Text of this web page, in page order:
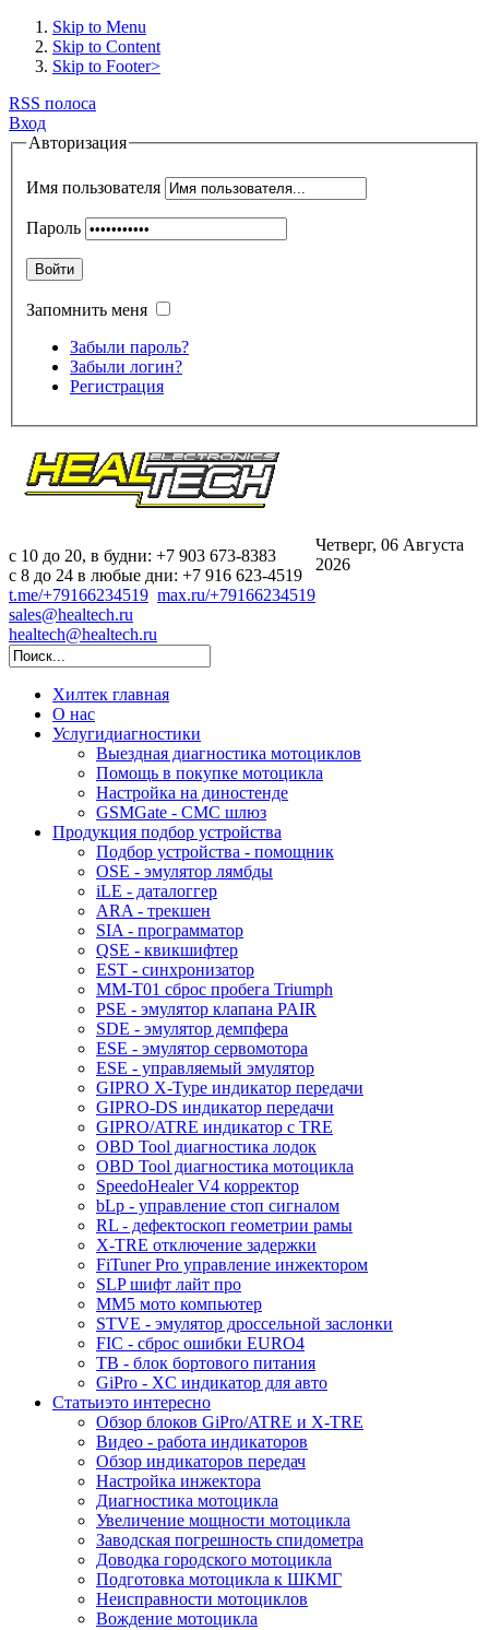
Skip to Menu
Skip to Content
Skip to Footer>
RSS полоса
Вход
Авторизация
Имя пользователя
Пароль
Войти
Запомнить меня
Забыли пароль?
Забыли логин?
Регистрация
c 10 до 20, в будни: +7 903 673-8383
с 8 до 24 в любые дни: +7 916 623-4519
t.me/+79166234519 max.ru/+79166234519
sales@healtech.ru
healtech@healtech.ru
Четверг, 06 Августа
2026
Хилтек главная
О нас
Услугидиагностики
Выездная диагностика мотоциклов
Помощь в покупке мотоцикла
Настройка на диностенде
GSMGate - СМС шлюз
Продукция подбор устройства
Подбор устройства - помощник
OSE - эмулятор лямбды
iLE - даталоггер
ARA - трекшен
SIA - программатор
QSE - квикшифтер
EST - синхронизатор
MM-T01 сброс пробега Triumph
PSE - эмулятор клапана PAIR
SDE - эмулятор демпфера
ESE - эмулятор сервомотора
ESE - управляемый эмулятор
GIPRO X-Type индикатор передачи
GIPRO-DS индикатор передачи
GIPRO/ATRE индикатор с TRE
OBD Tool диагностика лодок
OBD Tool диагностика мотоцикла
SpeedoHealer V4 корректор
bLp - управление стоп сигналом
RL - дефектоскоп геометрии рамы
X-TRE отключение задержки
FiTuner Pro управление инжектором
SLP шифт лайт про
MM5 мото компьютер
STVE - эмулятор дроссельной заслонки
FIC - сброс ошибки EURO4
TB - блок бортового питания
GiPro - XC индикатор для авто
Статьиэто интересно
Обзор блоков GiPro/ATRE и X-TRE
Видео - работа индикаторов
Обзор индикаторов передач
Настройка инжектора
Диагноcтика мотоцикла
Увеличение мощности мотоцикла
Заводская погрешность спидометра
Доводка городского мотоцикла
Подготовка мотоцикла к ШКМГ
Неисправности мотоциклов
Вождение мотоцикла